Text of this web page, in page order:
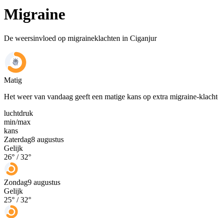
Migraine
De weersinvloed op migraineklachten in Ciganjur
Matig
Het weer van vandaag geeft een matige kans op extra migraine-
luchtdruk
min/max
kans
Zaterdag8 augustus
Gelijk
26° /32°
Zondag9 augustus
Gelijk
25° /32°